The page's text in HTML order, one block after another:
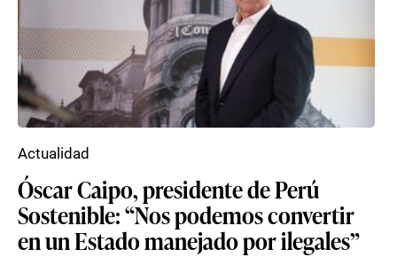
Óscar Caipo, presidente de Perú
Sostenible: “Nos podemos convertir
en un Estado manejado por ilegales”
Actualidad